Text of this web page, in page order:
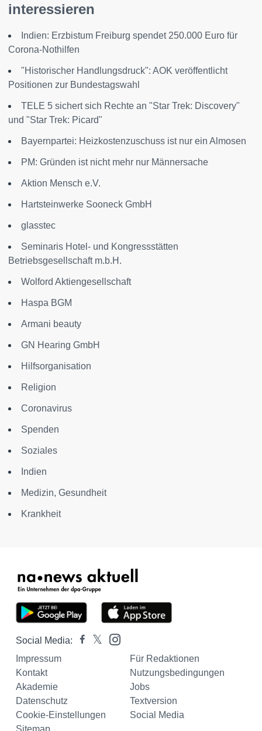
interessieren
Indien: Erzbistum Freiburg spendet 250.000 Euro für
Corona-Nothilfen
"Historischer Handlungsdruck": AOK veröffentlicht
Positionen zur Bundestagswahl
TELE 5 sichert sich Rechte an "Star Trek: Discovery"
und "Star Trek: Picard"
Bayernpartei: Heizkostenzuschuss ist nur ein Almosen
PM: Gründen ist nicht mehr nur Männersache
Aktion Mensch e.V.
Hartsteinwerke Sooneck GmbH
glasstec
Seminaris Hotel- und Kongressstätten
Betriebsgesellschaft m.b.H.
Wolford Aktiengesellschaft
Haspa BGM
Armani beauty
GN Hearing GmbH
Hilfsorganisation
Religion
Coronavirus
Spenden
Soziales
Indien
Medizin, Gesundheit
Krankheit
Social Media:
Impressum
Für Redaktionen
Kontakt
Nutzungsbedingungen
Akademie
Jobs
Datenschutz
Textversion
Cookie-Einstellungen
Social Media
Sitemap